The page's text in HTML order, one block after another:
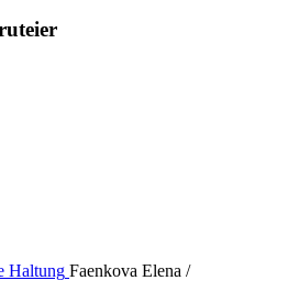
Faenkova Elena /